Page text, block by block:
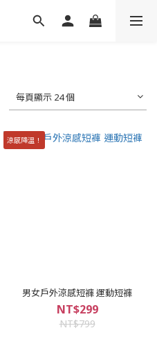
每頁顯示 24 個
涼感降溫！
男女戶外涼感短褲 運動短褲
NT$299
NT$799